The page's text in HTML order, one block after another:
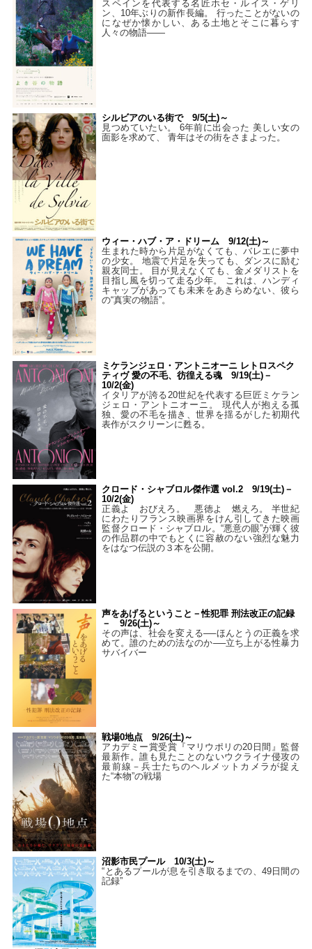
スペインを代表する名匠ホセ・ルイス・ゲリ
ン、10年ぶりの新作長編。 行ったことがないの
になぜか懐かしい、ある土地とそこに暮らす
人々の物語――
シルビアのいる街で 9/5(土)～
見つめていたい。 6年前に出会った 美しい女の
面影を求めて、 青年はその街をさまよった。
ウィー・ハブ・ア・ドリーム 9/12(土)～
生まれた時から片足がなくても、バレエに夢中
の少女。 地震で片足を失っても、ダンスに励む
親友同士。 目が見えなくても、金メダリストを
目指し風を切って走る少年。 これは、ハンディ
キャップがあっても未来をあきらめない、彼ら
の“真実の物語”。
ミケランジェロ・アントニオーニ レトロスペク
ティヴ 愛の不毛、彷徨える魂 9/19(土)－
10/2(金)
イタリアが誇る20世紀を代表する巨匠ミケラン
ジェロ・アントニオーニ。 現代人が抱える孤
独、愛の不毛を描き、世界を揺るがした初期代
表作がスクリーンに甦る。
クロード・シャブロル傑作選 vol.2 9/19(土)－
10/2(金)
正義よ おびえろ。 悪徳よ 燃えろ。 半世紀
にわたりフランス映画界をけん引してきた映画
監督クロード・シャブロル。“悪意の眼”が輝く彼
の作品群の中でもとくに容赦のない強烈な魅力
をはなつ伝説の３本を公開。
声をあげるということ－性犯罪 刑法改正の記録
－ 9/26(土)～
その声は、社会を変える──ほんとうの正義を求
めて。誰のための法なのか──立ち上がる性暴力
サバイバー
戦場0地点 9/26(土)～
アカデミー賞受賞『マリウポリの20日間』監督
最新作。誰も見たことのないウクライナ侵攻の
最前線－兵士たちのヘルメットカメラが捉え
た“本物”の戦場
沼影市民プール 10/3(土)～
“とあるプールが息を引き取るまでの、49日間の
記録”